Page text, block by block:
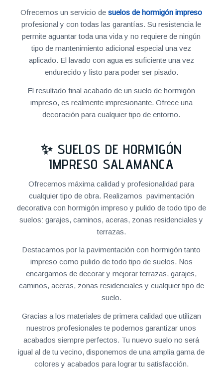
Ofrecemos un servicio desuelos de hormigón impreso
profesional y con todas las garantías. Su resistencia le
permite aguantar toda una vida y no requiere de ningún
tipo de mantenimiento adicional especial una vez
aplicado. El lavado con agua es suficiente una vez
endurecido y listo para poder ser pisado.
El resultado final acabado de un suelo de hormigón
impreso, es realmente impresionante. Ofrece una
decoración para cualquier tipo de entorno.
✨ SUELOS DE HORMIGÓN
IMPRESO SALAMANCA
Ofrecemos máxima calidad y profesionalidad para
cualquier tipo de obra. Realizamos pavimentación
decorativa con hormigón impreso y pulido de todo tipo de
suelos: garajes, caminos, aceras, zonas residenciales y
terrazas.
Destacamos por la pavimentación con hormigón tanto
impreso como pulido de todo tipo de suelos. Nos
encargamos de decorar y mejorar terrazas, garajes,
caminos, aceras, zonas residenciales y cualquier tipo de
suelo.
Gracias a los materiales de primera calidad que utilizan
nuestros profesionales te podemos garantizar unos
acabados siempre perfectos. Tu nuevo suelo no será
igual al de tu vecino, disponemos de una amplia gama de
colores y acabados para lograr tu satisfacción.